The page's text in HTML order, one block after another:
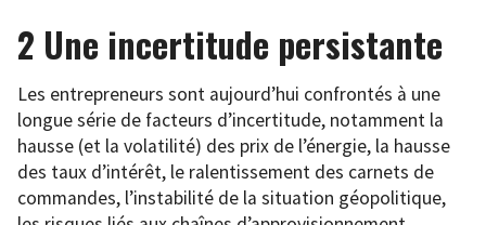
2 Une incertitude persistante
Les entrepreneurs sont aujourd’hui confrontés à une
longue série de facteurs d’incertitude, notamment la
hausse (et la volatilité) des prix de l’énergie, la hausse
des taux d’intérêt, le ralentissement des carnets de
commandes, l’instabilité de la situation géopolitique,